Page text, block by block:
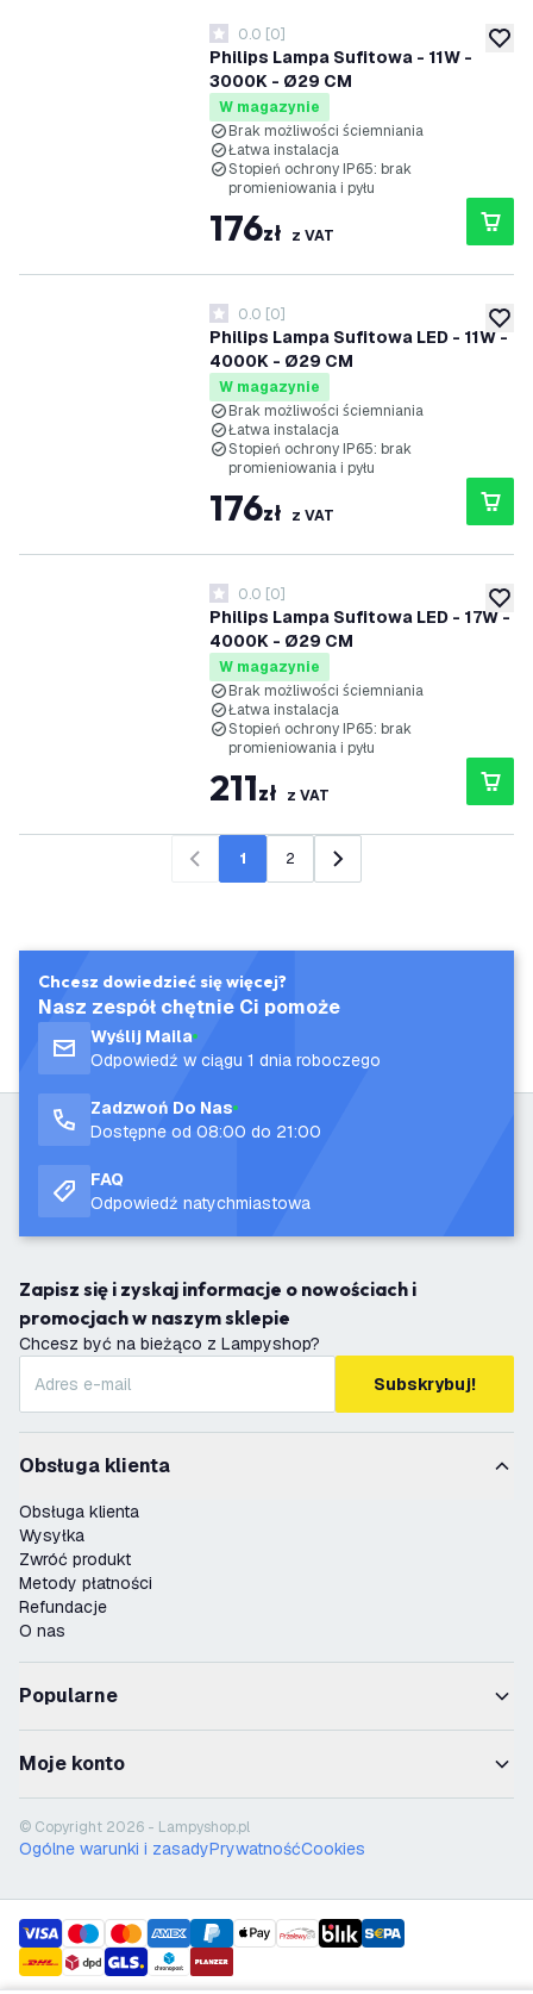
Philips Lampa Sufitowa - 11W -
3000K - Ø29 CM
0 Gwiazdki oceny
0.0 [0]
W magazynie
Brak możliwości ściemniania
Łatwa instalacja
Stopień ochrony IP65: brak
promieniowania i pyłu
176zł z VAT
dodaj
Philips Lampa Sufitowa LED - 11W -
4000K - Ø29 CM
0 Gwiazdki oceny
0.0 [0]
W magazynie
Brak możliwości ściemniania
Łatwa instalacja
Stopień ochrony IP65: brak
promieniowania i pyłu
176zł z VAT
dodaj
Philips Lampa Sufitowa LED - 17W -
4000K - Ø29 CM
0 Gwiazdki oceny
0.0 [0]
W magazynie
Brak możliwości ściemniania
Łatwa instalacja
Stopień ochrony IP65: brak
promieniowania i pyłu
211zł z VAT
Poprzedni
1 2 Następny
Chcesz dowiedzieć się więcej?
Nasz zespół chętnie Ci pomoże
Wyślij Maila
Odpowiedź w ciągu 1 dnia roboczego
Zadzwoń Do Nas
Dostępne od 08:00 do 21:00
FAQ
Odpowiedź natychmiastowa
Zapisz się i zyskaj informacje o nowościach i
promocjach w naszym sklepie
Chcesz być na bieżąco z Lampyshop?
Subskrybuj!
Obsługa klienta
Obsługa klienta
Wysyłka
Zwróć produkt
Metody płatności
Refundacje
O nas
Popularne
Moje konto
© Copyright 2026 - Lampyshop.pl
Ogólne warunki i zasadyPrywatnośćCookies
payment methods
shipment methods